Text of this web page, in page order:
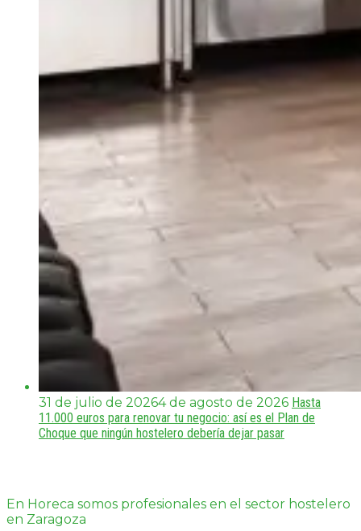
31 de julio de 20264 de agosto de 2026 Hasta
11.000 euros para renovar tu negocio: así es el Plan de
Choque que ningún hostelero debería dejar pasar
En Horeca somos profesionales en el sector hostelero
en Zaragoza